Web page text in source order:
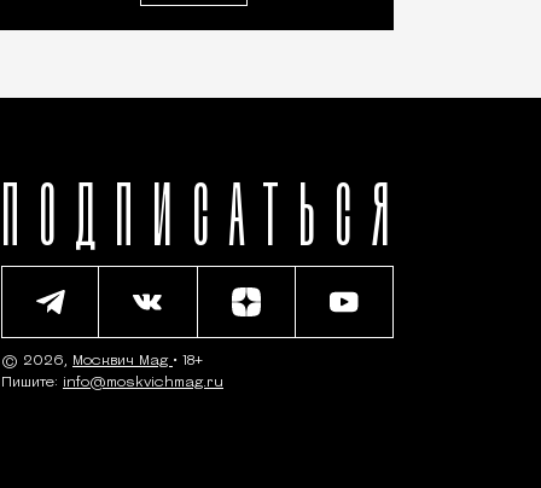
ПОДПИСАТЬСЯ
© 2026, Москвич Mag • 18+
Пишите: info@moskvichmag.ru